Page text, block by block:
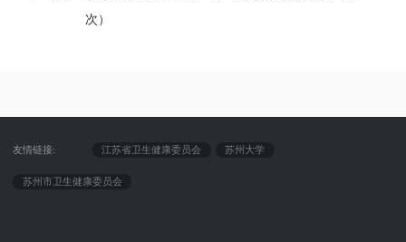
次）
友情链接: 江苏省卫生健康委员会 苏州大学
苏州市卫生健康委员会